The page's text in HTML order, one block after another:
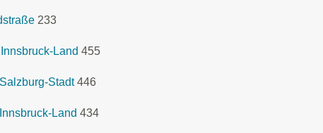
233
Land 455
Stadt 446
Land 434